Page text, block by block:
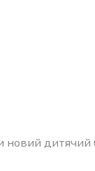
новий дитячий